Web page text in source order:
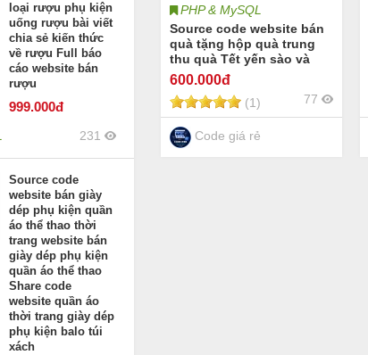
PHP & MySQL
Source code website bán
quà tặng hộp quà trung
thu quà Tết yến sào và
đồng trùng hạ thảo
Website hộp quà Tết hộp
quà trung thu giỏ quà yến
sào nước yến tổ yến đồng
trùng hạ thảo trà thảo
mộc
600.000đ
(1) 77
Code giá rẻ
loại rượu phụ kiện
uống rượu bài viết
chia sẻ kiến thức
về rượu Full báo
cáo website bán
rượu
999.000đ
231
Source code
website bán giày
dép phụ kiện quần
áo thể thao thời
trang website bán
giày dép phụ kiện
quần áo thể thao
Share code
website quần áo
thời trang giày dép
phụ kiện balo túi
xách